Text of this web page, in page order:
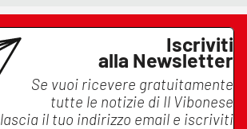
Iscriviti
alla Newsletter
Se vuoi ricevere gratuitamente
tutte le notizie di Il Vibonese
lascia il tuo indirizzo email e iscriviti